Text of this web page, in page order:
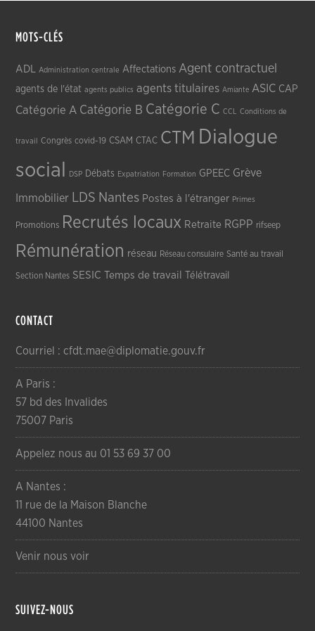
MOTS-CLÉS
ADL Administration centrale Affectations Agent contractuel
agents de l'état agents publics agents titulaires Amiante ASIC CAP
Catégorie A Catégorie B Catégorie C CCL Conditions de
travail Congrès covid-19 CSAM CTAC CTM Dialogue
social
DSP Débats Expatriation Formation GPEEC Grève
Immobilier LDS Nantes Postes à l'étranger Primes
Promotions Recrutés locaux Retraite RGPP rifseep
Rémunération réseau Réseau consulaire Santé au travail
Section Nantes SESIC Temps de travail Télétravail
CONTACT
Courriel : cfdt.mae@diplomatie.gouv.fr
A Paris :
57 bd des Invalides
75007 Paris
Appelez nous au 01 53 69 37 00
A Nantes :
11 rue de la Maison Blanche
44100 Nantes
Venir nous voir
SUIVEZ-NOUS